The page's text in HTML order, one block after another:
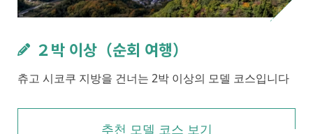
２박 이상（순회 여행）
츄고 시코쿠 지방을 건너는 2박 이상의 모델 코스입니다
추천 모델 코스 보기